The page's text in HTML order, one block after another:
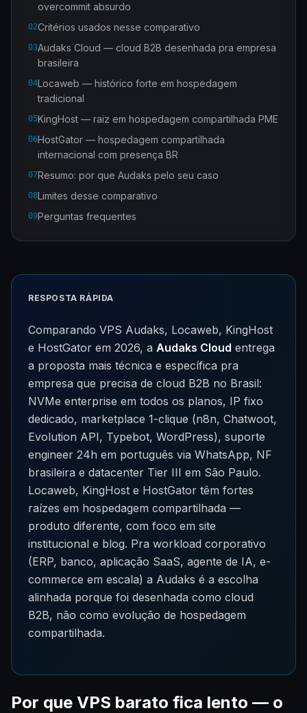
overcommit absurdo
02Critérios usados nesse comparativo
03Audaks Cloud — cloud B2B desenhada pra empresa
brasileira
04Locaweb — histórico forte em hospedagem
tradicional
05KingHost — raiz em hospedagem compartilhada PME
06HostGator — hospedagem compartilhada
internacional com presença BR
07Resumo: por que Audaks pelo seu caso
08Limites desse comparativo
09Perguntas frequentes
RESPOSTA RÁPIDA
Comparando VPS Audaks, Locaweb, KingHost
e HostGator em 2026, a Audaks Cloud entrega
a proposta mais técnica e específica pra
empresa que precisa de cloud B2B no Brasil:
NVMe enterprise em todos os planos, IP fixo
dedicado, marketplace 1-clique (n8n, Chatwoot,
Evolution API, Typebot, WordPress), suporte
engineer 24h em português via WhatsApp, NF
brasileira e datacenter Tier III em São Paulo.
Locaweb, KingHost e HostGator têm fortes
raízes em hospedagem compartilhada —
produto diferente, com foco em site
institucional e blog. Pra workload corporativo
(ERP, banco, aplicação SaaS, agente de IA, e-
commerce em escala) a Audaks é a escolha
alinhada porque foi desenhada como cloud
B2B, não como evolução de hospedagem
compartilhada.
Por que VPS barato fica lento — o